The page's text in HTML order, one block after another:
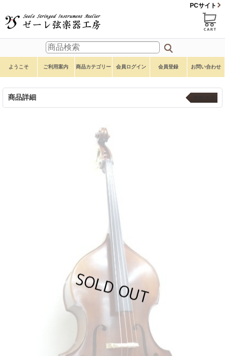
PCサイト
ようこそ ご利用案内 商品カテゴリー 会員ログイン 会員登録 お問い合わせ
商品詳細